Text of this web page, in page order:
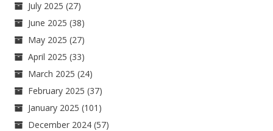
July 2025 (27)
June 2025 (38)
May 2025 (27)
April 2025 (33)
March 2025 (24)
February 2025 (37)
January 2025 (101)
December 2024 (57)